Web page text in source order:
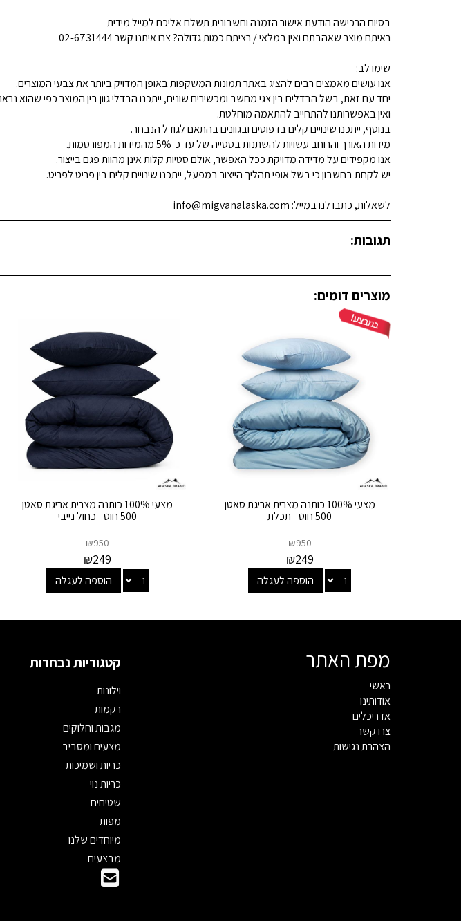
בסיום הרכישה הודעת אישור הזמנה וחשבונית תשלח אליכם למייל מידית
ראיתם מוצר שאהבתם ואין במלאי / רציתם כמות גדולה? צרו איתנו קשר 02-6731444
שימו לב:
אנו עושים מאמצים רבים להציג באתר תמונות המשקפות באופן המדויק ביותר את צבעי המוצרים.
יחד עם זאת, בשל הבדלים בין צגי מחשב ומכשירים שונים, ייתכנו הבדלי גוון בין המוצר כפי שהוא
ואין באפשרותנו להתחייב להתאמה מוחלטת.
בנוסף, ייתכנו שינויים קלים בדפוסים ובגוונים בהתאם לגודל הנבחר.
מידות האורך והרוחב עשויות להשתנות בסטייה של עד כ-5% מהמידות המפורסמות.
אנו מקפידים על מדידה מדויקת ככל האפשר, אולם סטיות קלות אינן מהוות פגם בייצור.
יש לקחת בחשבון כי בשל אופי תהליך הייצור במפעל, ייתכנו שינויים קלים בין פריט לפריט.
לשאלות, כתבו לנו במייל: info@migvanalaska.com
תגובות:
מוצרים דומים:
מצעי 100% כותנה מצרית אריגת סאטן
500 חוט - תכלת
₪950
₪249
הוספה לעגלה
מצעי 100% כותנה מצרית אריגת סאטן
500 חוט - כחול נייבי
₪950
₪249
הוספה לעגלה
מפת האתר
ראשי
אודותינו
אדריכלים
צרו קשר
הצהרת נגישות
קטגוריות נבחרות
וילונות
רקמות
מגבות וחלוקים
מצעים ומסביב
כריות ושמיכות
כריות נוי
שטיחים
מפות
מיוחדים שלנו
מבצעים